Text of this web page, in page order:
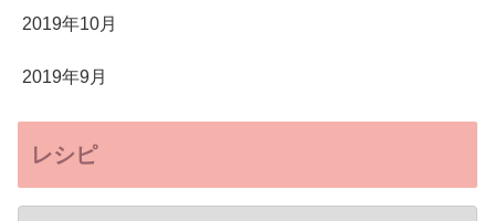
2019年10月
2019年9月
レシピ